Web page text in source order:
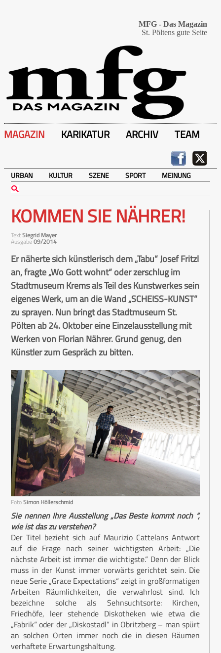
MFG - Das Magazin
St. Pöltens gute Seite
MAGAZIN KARIKATUR ARCHIV TEAM
URBAN KULTUR SZENE SPORT MEINUNG
KOMMEN SIE NÄHRER!
TextSiegrid Mayer
Ausgabe09/2014
Er näherte sich künstlerisch dem „Tabu“ Josef Fritzl
an, fragte „Wo Gott wohnt“ oder zerschlug im
Stadtmuseum Krems als Teil des Kunstwerkes sein
eigenes Werk, um an die Wand „SCHEISS-KUNST“
zu sprayen. Nun bringt das Stadtmuseum St.
Pölten ab 24. Oktober eine Einzelausstellung mit
Werken von Florian Nährer. Grund genug, den
Künstler zum Gespräch zu bitten.
FotoSimon Höllerschmid
Sie nennen Ihre Ausstellung „Das Beste kommt noch “,
wie ist das zu verstehen?
Der Titel bezieht sich auf Maurizio Cattelans Antwort
auf die Frage nach seiner wichtigsten Arbeit: „Die
nächste Arbeit ist immer die wichtigste.“ Denn der Blick
muss in der Kunst immer vorwärts gerichtet sein. Die
neue Serie „Grace Expectations“ zeigt in großformatigen
Arbeiten Räumlichkeiten, die verwahrlost sind. Ich
bezeichne solche als Sehnsuchtsorte: Kirchen,
Friedhöfe, leer stehende Diskotheken wie etwa die
„Fabrik“ oder der „Diskostadl“ in Obritzberg – man spürt
an solchen Orten immer noch die in diesen Räumen
verhaftete Erwartungshaltung.